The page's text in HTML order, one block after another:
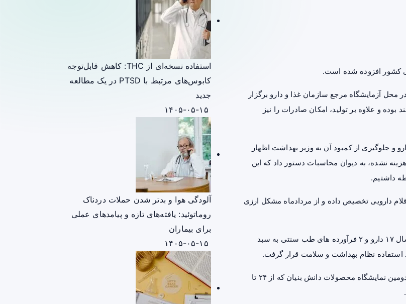
آزمایشگاه مرجع سازمان غذا و دارو برگزار
و علاوه بر تولید، امکان صادرات را نیز
و جلوگیری از کمبود آن به وزیر بهداشت اظهار
نشده، به دیوان محاسبات دستور داد که این
داشتیم.
دارویی تخصیص داده و از مردادماه مشکل ارزی
وی با اشاره به اینکه ۹۹ درصد داروها در کشور تامین می‌شود، افزود: امسال ۱۷ دارو و ۲ فرآورده های طب سنتی به سبد
معاون وزیر بهداشت ادامه داد: ۲ دارو و هفت قطعه نیز در حاشیه برپایی دومین نمایشگاه محصولات دانش بنیان که از ۲۴ تا
استفاده نسخه‌ای از THC: کاهش قابل‌توجه
کابوس‌های مرتبط با PTSD در یک مطالعه
جدید
آلودگی هوا و بدتر شدن حملات دردناک
روماتوئید: یافته‌های تازه و پیامدهای عملی
برای بیماران